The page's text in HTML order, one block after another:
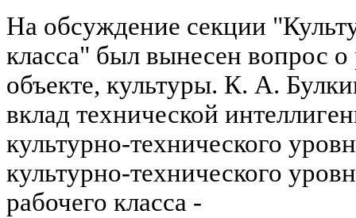
На обсуждение секции
класса" был вынесен вопрос о
объекте, культуры. К. А.
вклад технической
культурно-технического
культурно-технического
рабочего класса -